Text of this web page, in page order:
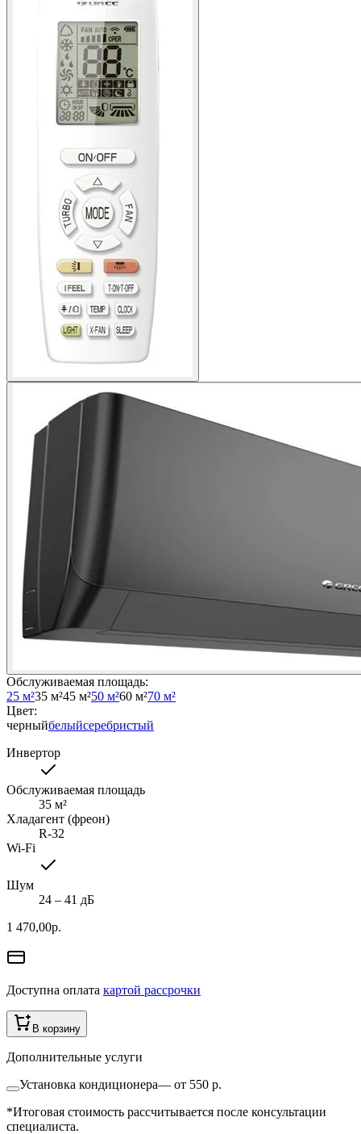
Обслуживаемая площадь:
25 м²35 м²45 м²50 м²60 м²70 м²
Цвет:
черныйбелыйсеребристый
Инвертор
Обслуживаемая площадь
35 м²
Хладагент (фреон)
R-32
Wi-Fi
Шум
24 ‒ 41 дБ
1 470,00р.
Доступна оплата картой рассрочки
В корзину
Дополнительные услуги
Установка кондиционера— от 550 р.
*Итоговая стоимость рассчитывается после консультации
специалиста.